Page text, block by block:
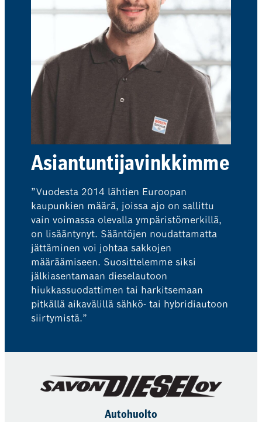
Asiantuntijavinkkimme
”Vuodesta 2014 lähtien Euroopan
kaupunkien määrä, joissa ajo on sallittu
vain voimassa olevalla ympäristömerkillä,
on lisääntynyt. Sääntöjen noudattamatta
jättäminen voi johtaa sakkojen
määräämiseen. Suosittelemme siksi
jälkiasentamaan dieselautoon
hiukkassuodattimen tai harkitsemaan
pitkällä aikavälillä sähkö- tai hybridiautoon
siirtymistä.”
Autohuolto